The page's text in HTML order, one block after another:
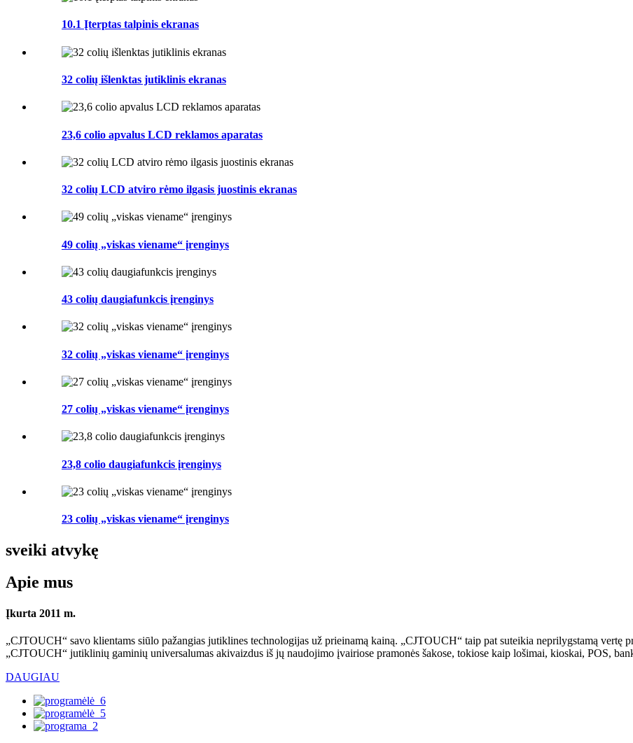
10.1 Įterptas talpinis ekranas
32 colių išlenktas jutiklinis ekranas
23,6 colio apvalus LCD reklamos aparatas
32 colių LCD atviro rėmo ilgasis juostinis ekranas
49 colių „viskas viename“ įrenginys
43 colių daugiafunkcis įrenginys
32 colių „viskas viename“ įrenginys
27 colių „viskas viename“ įrenginys
23,8 colio daugiafunkcis įrenginys
23 colių „viskas viename“ įrenginys
sveiki atvykę
Apie mus
Įkurta 2011 m.
„CJTOUCH“ savo klientams siūlo pažangias jutiklines technologijas už prieinamą kainą. „CJTOUCH“ taip pat suteikia neprilygstamą vertę
„CJTOUCH“ jutiklinių gaminių universalumas akivaizdus iš jų naudojimo įvairiose pramonės šakose, tokiose kaip lošimai, kioskai, POS,
DAUGIAU